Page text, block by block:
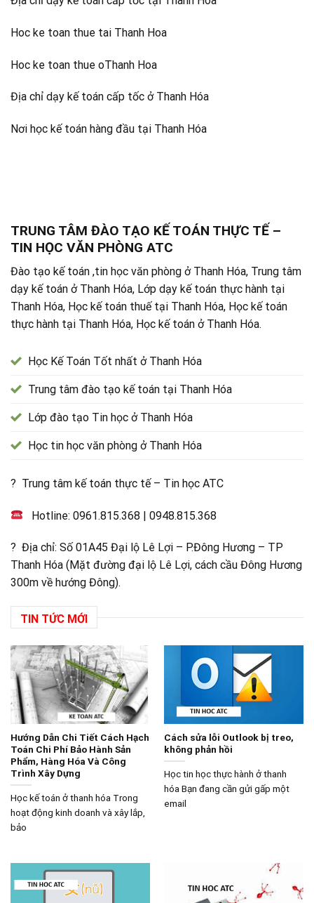
Hoc ke toan thue tai Thanh Hoa
Hoc ke toan thue oThanh Hoa
Địa chỉ dạy kế toán cấp tốc ở Thanh Hóa
Nơi học kế toán hàng đầu tại Thanh Hóa
TRUNG TÂM ĐÀO TẠO KẾ TOÁN THỰC TẾ –
TIN HỌC VĂN PHÒNG ATC
Đào tạo kế toán ,tin học văn phòng ở Thanh Hóa, Trung tâm
dạy kế toán ở Thanh Hóa, Lớp dạy kế toán thực hành tại
Thanh Hóa, Học kế toán thuế tại Thanh Hóa, Học kế toán
thực hành tại Thanh Hóa, Học kế toán ở Thanh Hóa.
Học Kế Toán Tốt nhất ở Thanh Hóa
Trung tâm đào tạo kế toán tại Thanh Hóa
Lớp đào tạo Tin học ở Thanh Hóa
Học tin học văn phòng ở Thanh Hóa
? Trung tâm kế toán thực tế – Tin học ATC
Hotline:0961.815.368 |0948.815.368
? Địa chỉ: Số 01A45 Đại lộ Lê Lợi – P.Đông Hương – TP
Thanh Hóa (Mặt đường đại lộ Lê Lợi, cách cầu Đông Hương
300m về hướng Đông).
TIN TỨC MỚI
Hướng Dẫn Chi Tiết Cách Hạch
Toán Chi Phí Bảo Hành Sản
Phẩm, Hàng Hóa Và Công
Trình Xây Dựng
Học kế toán ở thanh hóa Trong
hoạt động kinh doanh và xây lắp,
bảo
Cách sửa lỗi Outlook bị treo,
không phản hồi
Học tin học thực hành ở thanh
hóa Bạn đang cần gửi gấp một
email